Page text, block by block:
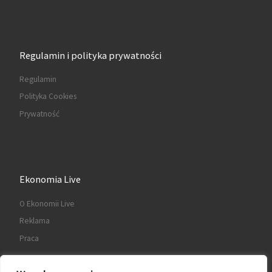
Regulamin i polityka prywatności
Regulamin
Polityka Cookies
Prywatność
Ekonomia Live
O Ekonomii Live
Reklama
Praca